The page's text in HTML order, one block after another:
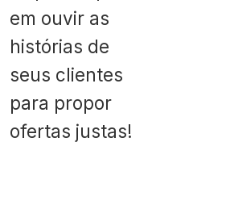
em ouvir as
histórias de
seus clientes
para propor
ofertas justas!